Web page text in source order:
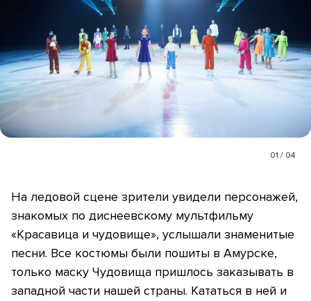
01 / 04
На ледовой сцене зрители увидели персонажей,
знакомых по диснеевскому мультфильму
«Красавица и чудовище», услышали знаменитые
песни. Все костюмы были пошиты в Амурске,
только маску Чудовища пришлось заказывать в
западной части нашей страны. Кататься в ней и